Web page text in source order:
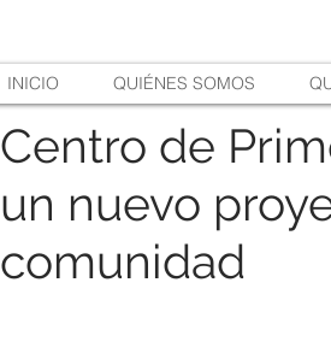
INICIO QUIÉNES SOMOS
Centro de
un nuevo
comunidad